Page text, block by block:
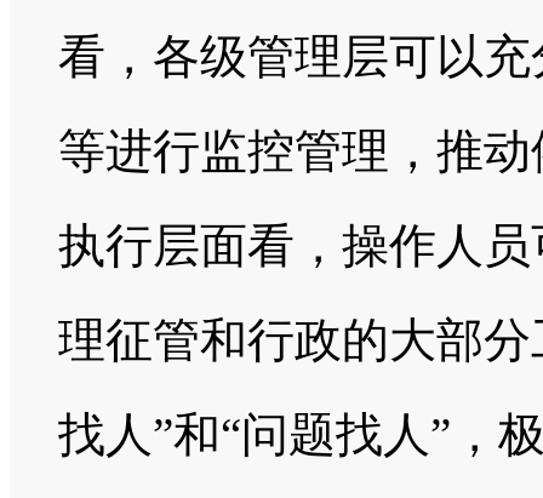
看，各级管理层可以
等进行监控管理，推
执行层面看，操作人
理征管和行政的大部
找人”和“问题找人”，